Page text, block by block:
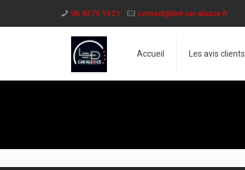
06 40 75 19 21 contact@led-car-alsace.fr
Accueil Les avis clients